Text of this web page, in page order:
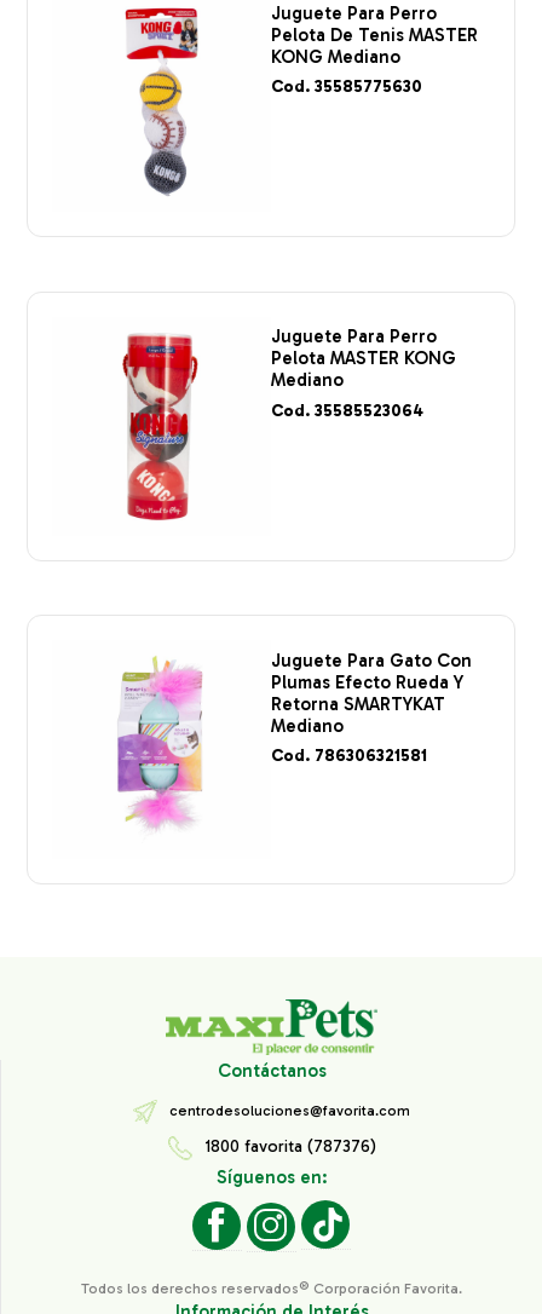
Juguete Para Perro
Pelota De Tenis MASTER
KONG Mediano
Cod. 35585775630
Juguete Para Perro
Pelota MASTER KONG
Mediano
Cod. 35585523064
Juguete Para Gato Con
Plumas Efecto Rueda Y
Retorna SMARTYKAT
Mediano
Cod. 786306321581
Contáctanos
centrodesoluciones@favorita.com
1800 favorita (787376)
Síguenos en:
Todos los derechos reservados® Corporación Favorita.